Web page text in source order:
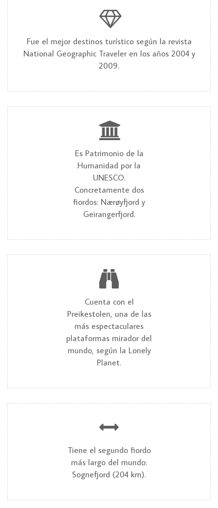
Fue el mejor destinos turístico según la revista
National Geographic Traveler en los años 2004 y
2009.
Es Patrimonio de la
Humanidad por la
UNESCO.
Concretamente dos
fiordos: Nærøyfjord y
Geirangerfjord.
Cuenta con el
Preikestolen, una de las
más espectaculares
plataformas mirador del
mundo, según la Lonely
Planet.
Tiene el segundo fiordo
más largo del mundo:
Sognefjord (204 km).